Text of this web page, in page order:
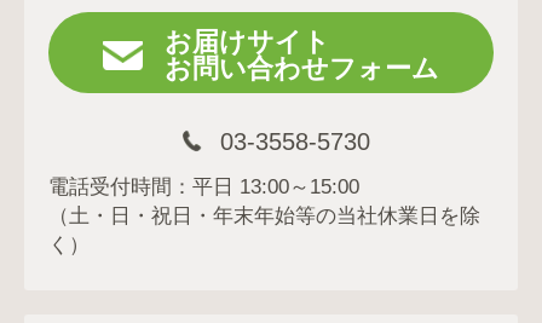
お届けサイト
お問い合わせフォーム
03-3558-5730
電話受付時間：平日 13:00～15:00
（土・日・祝日・年末年始等の当社休業日を除
く）